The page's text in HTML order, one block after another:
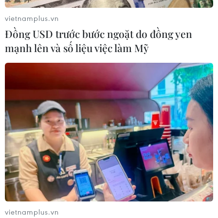
Tổng Biên tập: TRẦN TIẾN DUẨN
Phó Tổng Biên tập: NGUYỄN THỊ TÁM, KHÚC THANH
THỦY
Sở hữu trí tuệ
Quy định sử dụng
RSS
Hỗ trợ
vietnamplus.vn
Đồng USD trước bước ngoặt do đồng yen
mạnh lên và số liệu việc làm Mỹ
vietnamplus.vn